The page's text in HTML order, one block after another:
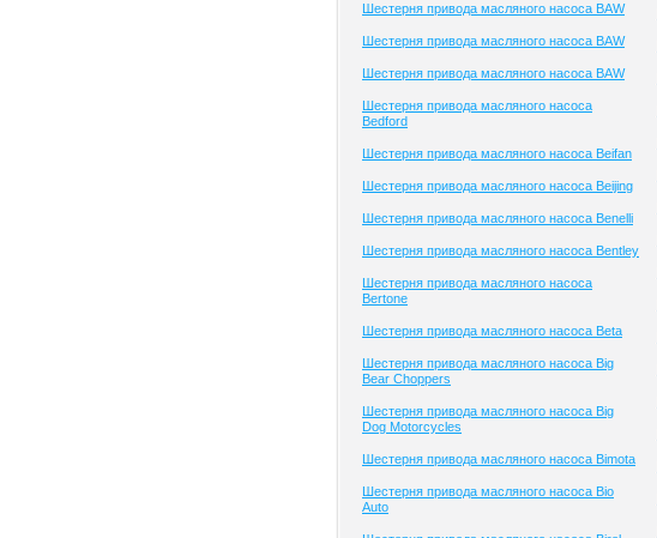
Шестерня привода масляного насоса BAW
Шестерня привода масляного насоса BAW
Шестерня привода масляного насоса BAW
Шестерня привода масляного насоса
Bedford
Шестерня привода масляного насоса Beifan
Шестерня привода масляного насоса Beijing
Шестерня привода масляного насоса Benelli
Шестерня привода масляного насоса Bentley
Шестерня привода масляного насоса
Bertone
Шестерня привода масляного насоса Beta
Шестерня привода масляного насоса Big
Bear Choppers
Шестерня привода масляного насоса Big
Dog Motorcycles
Шестерня привода масляного насоса Bimota
Шестерня привода масляного насоса Bio
Auto